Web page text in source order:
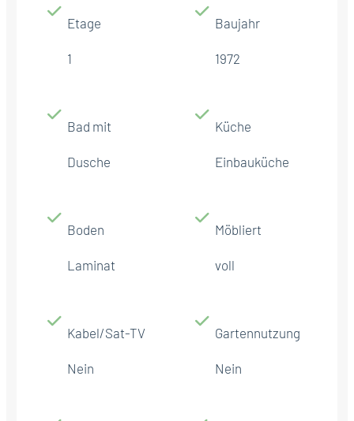
Etage
1
Baujahr
1972
Bad mit
Dusche
Küche
Einbauküche
Boden
Laminat
Möbliert
voll
Kabel/Sat-TV
Nein
Gartennutzung
Nein